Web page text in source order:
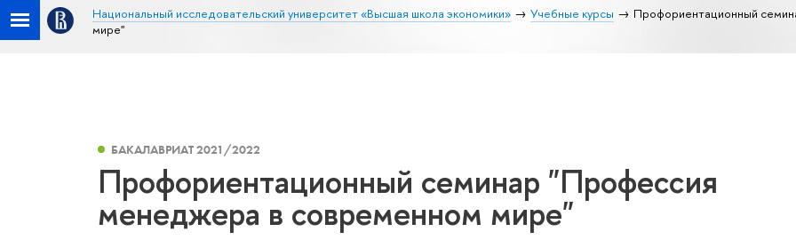
Национальный исследовательский университет «Высшая школа экономики» Учебные курсы
Профориентационный
мире"
БАКАЛАВРИАТ 2021/2022
Профориентационный семинар "Профессия
менеджера в современном мире"